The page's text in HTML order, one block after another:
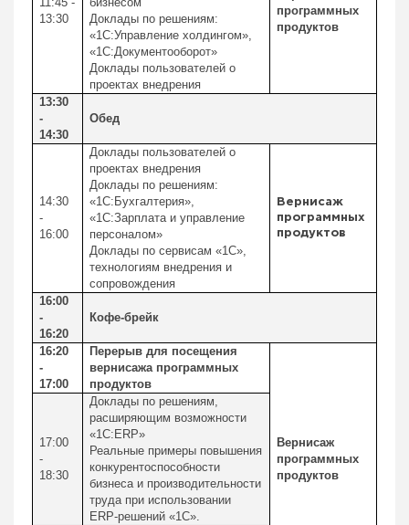
13:30
Доклады по решениям:
«1С:Управление холдингом»,
«1С:Документооборот»
Доклады пользователей о
проектах внедрения
программных
продуктов
13:30
-
14:30
Обед
14:30
-
16:00
Доклады пользователей о
проектах внедрения
Доклады по решениям:
«1С:Бухгалтерия»,
«1С:Зарплата и управление
персоналом»
Доклады по сервисам «1С»,
технологиям внедрения и
сопровождения
Вернисаж
программных
продуктов
16:00
-
16:20
Кофе-брейк
16:20
-
17:00
Перерыв для посещения
вернисажа программных
продуктов
Вернисаж
программных
продуктов
17:00
-
18:30
Доклады по решениям,
расширяющим возможности
«1C:ERP»
Реальные примеры повышения
конкурентоспособности
бизнеса и производительности
труда при использовании
ERP-решений «1С».